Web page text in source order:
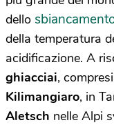
dello
della temperatura
acidificazione. A
ghiacciai,
Kilimangiaro, in
Aletsch nelle Alpi